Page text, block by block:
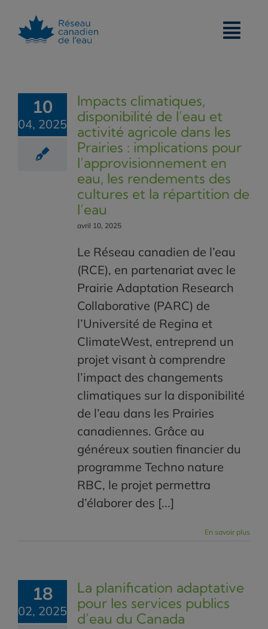
content
10
04, 2025
Impacts climatiques,
disponibilité de l’eau et
activité agricole dans les
Prairies : implications pour
l’approvisionnement en
eau, les rendements des
cultures et la répartition de
l’eau
avril 10, 2025
Le Réseau canadien de l’eau
(RCE), en partenariat avec le
Prairie Adaptation Research
Collaborative (PARC) de
l’Université de Regina et
ClimateWest, entreprend un
projet visant à comprendre
l’impact des changements
climatiques sur la disponibilité
de l’eau dans les Prairies
canadiennes. Grâce au
généreux soutien financier du
programme Techno nature
RBC, le projet permettra
d’élaborer des [...]
En savoir plus
18
02, 2025
La planification adaptative
pour les services publics
d’eau du Canada